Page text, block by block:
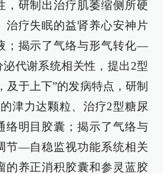
，研制出治疗肌萎缩侧所硬
治疗失眠的益肾养心安神片
；揭示了气络与形气转化—
代谢系统相关性，提出2型
及于上下”的发病特点，研制
津力达颗粒、治疗2型糖尿
络明目胶囊；揭示了气络与
节—自稳监视功能系统相关
的养正消积胶囊和参灵蓝胶